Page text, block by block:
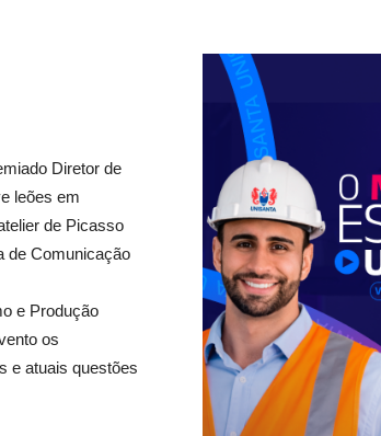
Diretor de
leões em
de Picasso
de Comunicação
e Produção
os
e atuais questões